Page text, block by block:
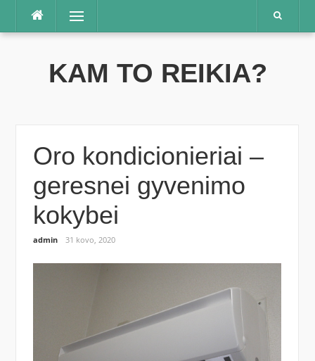
Praleisti
Meniu
KAM TO REIKIA?
Oro kondicionieriai –
geresnei gyvenimo
kokybei
admin 31 kovo, 2020